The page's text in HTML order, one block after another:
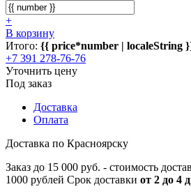
+
В корзину
Итого: {{ price*number | localeString
+7 391 278-76-76
Уточнить цену
Под заказ
Доставка
Оплата
Доставка по Красноярску
Заказ до 15 000 руб. - стоимость
1000 рублей Срок доставки от 2 до 4